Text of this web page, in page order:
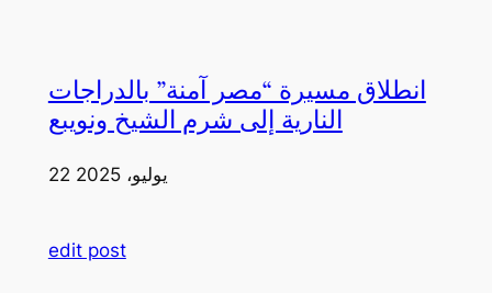
انطلاق مسيرة “مصر آمنة” بالدراجات
النارية إلى شرم الشيخ ونويبع
22 يوليو، 2025
edit post